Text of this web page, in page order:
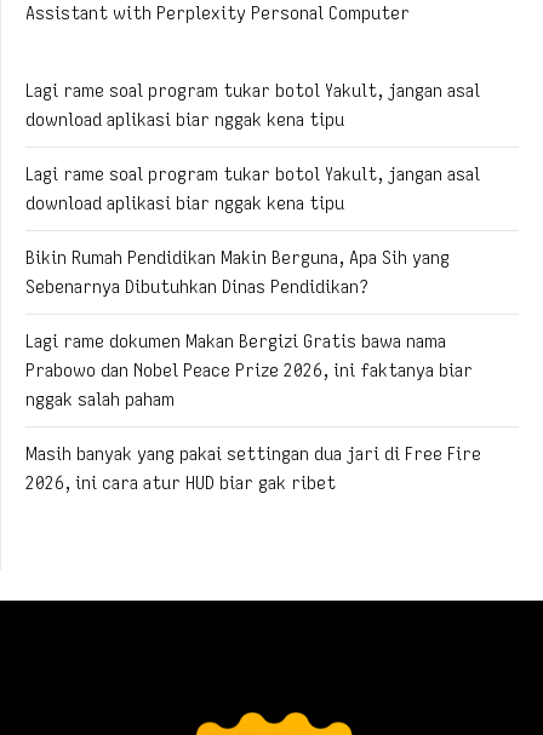
Assistant with Perplexity Personal Computer
Lagi rame soal program tukar botol Yakult, jangan asal
download aplikasi biar nggak kena tipu
Lagi rame soal program tukar botol Yakult, jangan asal
download aplikasi biar nggak kena tipu
Bikin Rumah Pendidikan Makin Berguna, Apa Sih yang
Sebenarnya Dibutuhkan Dinas Pendidikan?
Lagi rame dokumen Makan Bergizi Gratis bawa nama
Prabowo dan Nobel Peace Prize 2026, ini faktanya biar
nggak salah paham
Masih banyak yang pakai settingan dua jari di Free Fire
2026, ini cara atur HUD biar gak ribet